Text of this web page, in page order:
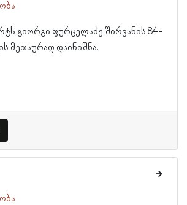
გიორგი ფურცელაძე შირვანის 84-
მეთაურად დაინიშნა.